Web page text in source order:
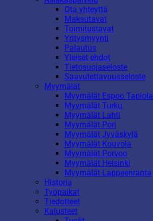
Ota yhteyttä
Maksutavat
Toimitustavat
Yritysmyynti
Palautus
Yleiset ehdot
Tietosuojaseloste
Saavutettavuusseloste
Myymälät
Myymälät Espoo Tapiola
Myymälät Turku
Myymälät Lahti
Myymälät Pori
Myymälät Jyväskylä
Myymälät Kouvola
Myymälät Porvoo
Myymälät Helsinki
Myymälät Lappeenranta
Historia
Työpaikat
Tiedotteet
Kalusteet